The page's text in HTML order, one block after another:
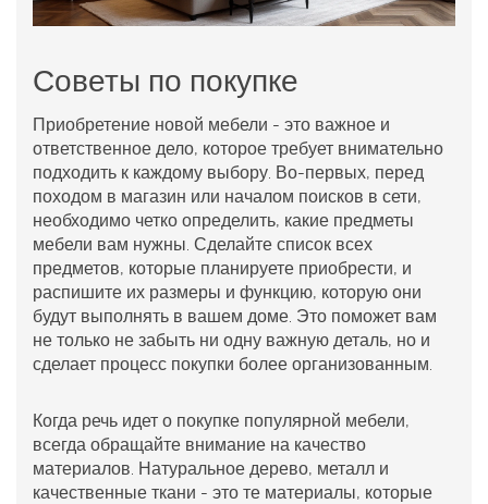
Советы по покупке
Приобретение новой мебели - это важное и
ответственное дело, которое требует внимательно
подходить к каждому выбору. Во-первых, перед
походом в магазин или началом поисков в сети,
необходимо четко определить, какие предметы
мебели вам нужны. Сделайте список всех
предметов, которые планируете приобрести, и
распишите их размеры и функцию, которую они
будут выполнять в вашем доме. Это поможет вам
не только не забыть ни одну важную деталь, но и
сделает процесс покупки более организованным.
Когда речь идет о покупке популярной мебели,
всегда обращайте внимание на качество
материалов. Натуральное дерево, металл и
качественные ткани - это те материалы, которые